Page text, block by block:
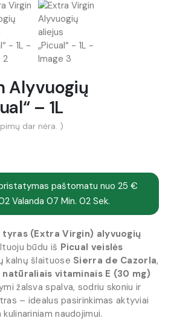
Alyvuogių
– 1L
dar nėra. )
paštomatu nuo 25 €
Valanda 07 Min. 02 Sek.
tyras (Extra Virgin) alyvuogių
būdu iš Picual veislės
kalnų šlaituose Sierra de Cazorla,
natūraliais vitaminais E (30 mg)
žalsva spalva, sodriu skoniu ir
– idealus pasirinkimas aktyviai
naudojimui.